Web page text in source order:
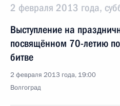
2 февраля 2013 года,
Выступление на
посвящённом 70-летию
битве
2 февраля 2013 года, 19:00
Волгоград